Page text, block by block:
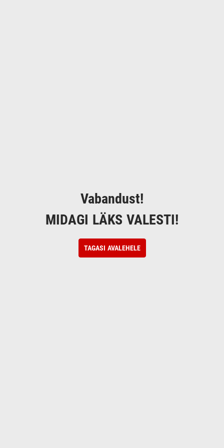
Vabandust!
MIDAGI LÄKS VALESTI!
TAGASI AVALEHELE